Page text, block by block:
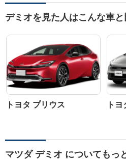
デミオを見た人はこんな車
トヨタ プリウス ト
マツダ デミオ についてもっ